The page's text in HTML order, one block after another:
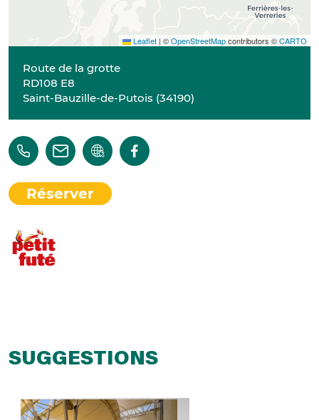
Leaflet | ©OpenStreetMapcontributors ©CARTO
Route de la grotte
RD108 E8
Saint-Bauzille-de-Putois (34190)
Réserver
SUGGESTIONS